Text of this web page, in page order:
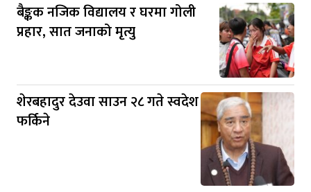
बैङ्कक नजिक विद्यालय र घरमा गोली
प्रहार, सात जनाको मृत्यु
शेरबहादुर देउवा साउन २८ गते स्वदेश
फर्किने